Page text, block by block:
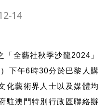
14
「全藝社秋季沙龍2024 」
下午6時30分於巴黎人購
化藝術界人士以及媒體均
駐澳門特別行政區聯絡辦